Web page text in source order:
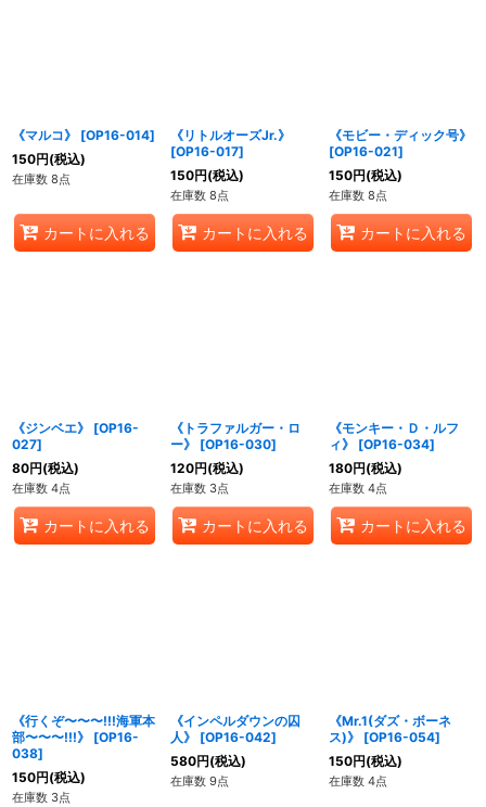
《マルコ》 [OP16-014]
150円(税込)
在庫数 8点
カートに入れる
《リトルオーズJr.》
[OP16-017]
150円(税込)
在庫数 8点
カートに入れる
《モビー・ディック号》
[OP16-021]
150円(税込)
在庫数 8点
カートに入れる
《ジンベエ》 [OP16-
027]
80円(税込)
在庫数 4点
カートに入れる
《トラファルガー・ロ
ー》
[OP16-030]
120円(税込)
在庫数 3点
カートに入れる
《モンキー・Ｄ・ルフ
ィ》
[OP16-034]
180円(税込)
在庫数 4点
カートに入れる
《行くぞ〜〜〜!!!海軍本
部〜〜〜!!!》
[OP16-
038]
150円(税込)
在庫数 3点
《インペルダウンの囚
人》
[OP16-042]
580円(税込)
在庫数 9点
《Mr.1(ダズ・ボーネ
ス)》
[OP16-054]
150円(税込)
在庫数 4点